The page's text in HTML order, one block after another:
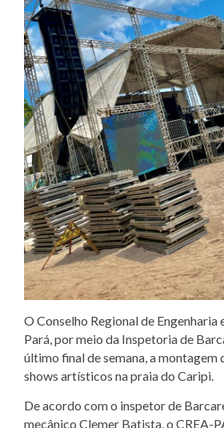
O Conselho Regional de Engenharia
Pará, por meio da Inspetoria de
último final de semana, a montagem
shows artísticos na praia do Caripi.
De acordo com o inspetor de
mecânico Clemer Batista, o CREA-